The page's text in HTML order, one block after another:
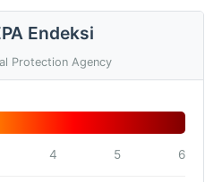
Endeksi
Protection Agency
4 5 6